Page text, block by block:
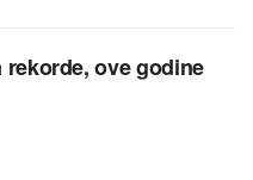
ove godine